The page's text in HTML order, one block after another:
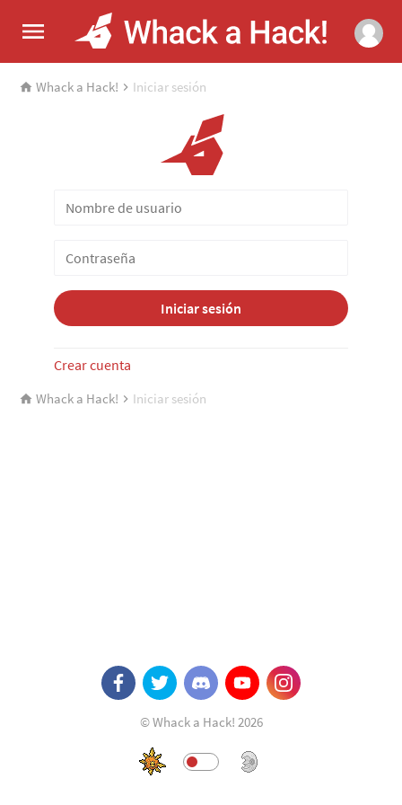
Whack a Hack! Iniciar sesión
Iniciar sesión
Crear cuenta
Whack a Hack! Iniciar sesión
© Whack a Hack! 2026